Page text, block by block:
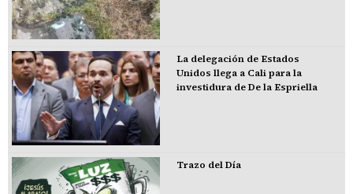
La delegación de Estados
Unidos llega a Cali para la
investidura de De la Espriella
Trazo del Día